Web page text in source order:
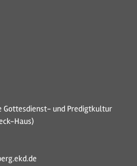
Gottesdienst- und Predigtkultur
Haus)